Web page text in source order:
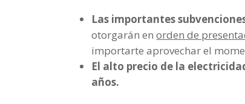
Las importantes
otorgarán enorden de
importarte aprovechar el
El alto precio de la
años.